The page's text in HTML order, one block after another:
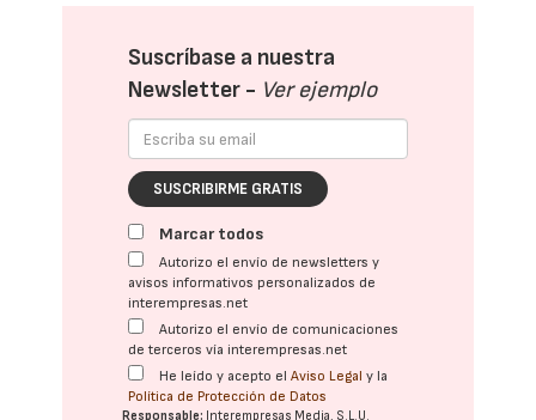
Suscríbase a nuestra
Newsletter - Ver ejemplo
SUSCRIBIRME GRATIS
Marcar todos
Autorizo el envío de newsletters y
avisos informativos personalizados de
interempresas.net
Autorizo el envío de comunicaciones
de terceros vía interempresas.net
He leído y acepto elAviso Legal y la
Política de Protección de Datos
Responsable: Interempresas Media, S.L.U.